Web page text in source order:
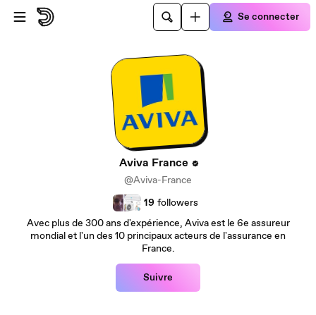
Passer au contenu principal
Se connecter
Aviva France
@Aviva-France
19 followers
Avec plus de 300 ans d'expérience, Aviva est le 6e assureur
mondial et l'un des 10 principaux acteurs de l'assurance en
France.
Suivre